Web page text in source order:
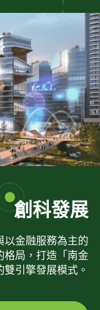
創科發展
以金融服務為主的
格局，打造「南金
引擎發展模式。